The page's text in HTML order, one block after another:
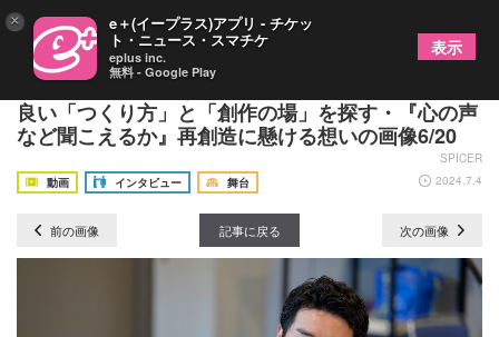
範宙遊泳『心の声など聞こえるか』 座談会 ～より
良い「つくり方」と「創作の場」を探す・『心の声
など聞こえるか』再創造に懸ける想いの画像6/20
SPICER
動画
インタビュー 舞台 2024.7.4
前の画像 記事に戻る 次の画像
× e＋(イープラス)アプリ - チケッ
ト・ニュース・スマチケ
eplus inc.
無料 - Google Play
表示